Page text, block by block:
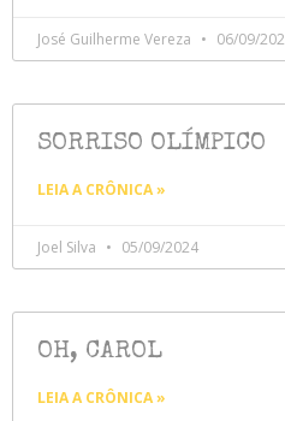
José Guilherme Vereza 06/09/
SORRISO OLÍMPICO
LEIA A CRÔNICA »
Joel Silva 05/09/2024
OH, CAROL
LEIA A CRÔNICA »